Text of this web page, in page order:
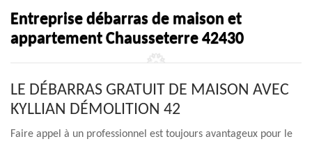
Entreprise débarras de maison et
appartement Chausseterre 42430
LE DÉBARRAS GRATUIT DE MAISON AVEC
KYLLIAN DÉMOLITION 42
Faire appel à un professionnel est toujours avantageux pour le